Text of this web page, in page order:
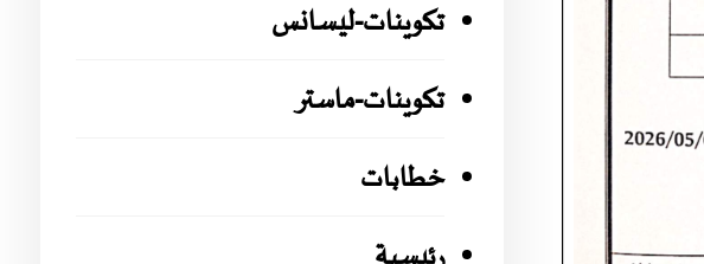
تكوينات-ليسانس
تكوينات-ماستر
خطابات